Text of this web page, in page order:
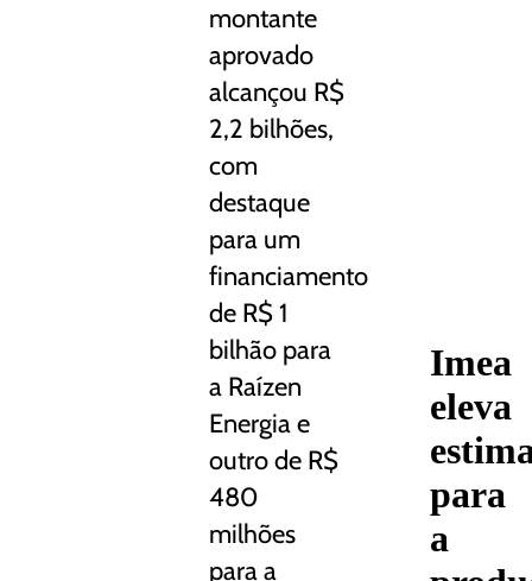
montante
aprovado
alcançou R$
2,2 bilhões,
com
destaque
para um
financiamento
de R$ 1
bilhão para
a Raízen
Energia e
outro de R$
480
milhões
para a
Imea
eleva
para
a